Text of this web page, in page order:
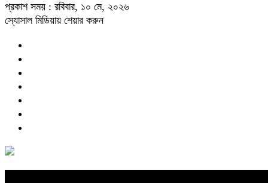
প্রকাশ সময় : রবিবার, ১০ মে, ২০২৬
স্যোসাল মিডিয়ায় শেয়ার করুন